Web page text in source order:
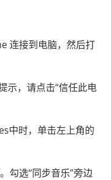
连接到电脑，然后打
示，请点击“信任此电
中时，单击左上角的
勾选“同步音乐”旁边